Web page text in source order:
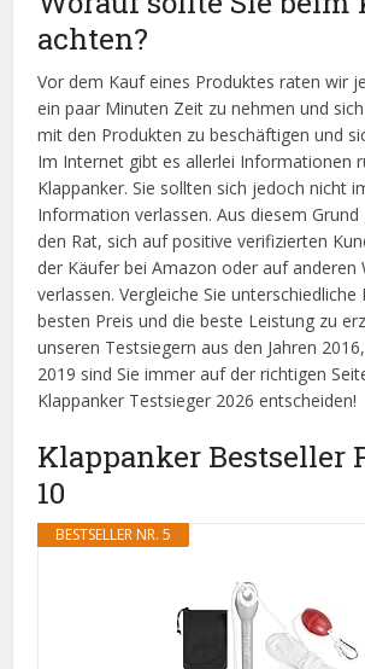
achten?
Vor dem Kauf eines Produktes raten wir
ein paar Minuten Zeit zu nehmen und
mit den Produkten zu beschäftigen und
Im Internet gibt es allerlei Informationen
Klappanker. Sie sollten sich jedoch nicht
Information verlassen. Aus diesem Grund
den Rat, sich auf positive verifizierten
der Käufer bei Amazon oder auf anderen
verlassen. Vergleiche Sie
besten Preis und die beste Leistung zu
unseren Testsiegern aus den Jahren
2019 sind Sie immer auf der richtigen
Klappanker Testsieger 2026 entscheiden!
Klappanker Bestseller
10
BESTSELLER NR. 5